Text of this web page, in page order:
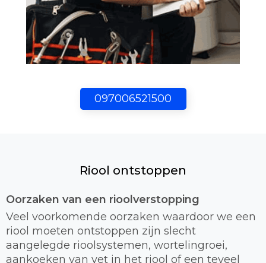
097006521500
Riool ontstoppen
Oorzaken van een rioolverstopping
Veel voorkomende oorzaken waardoor we een
riool moeten ontstoppen zijn slecht
aangelegde rioolsystemen, wortelingroei,
aankoeken van vet in het riool of een teveel